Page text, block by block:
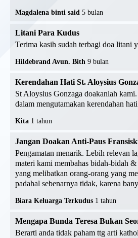
Magdalena binti said 5 bulan
Litani Para Kudus
Terima kasih sudah terbagi doa
Hildebrand Avun. Bith 9 bulan
Kerendahan Hati St. Aloysius
St Aloysius Gonzaga doakanlah
dalam mengutamakan kerendahan
Kita 1 tahun
Jangan Doakan Anti-Paus
Pengamatan menarik. Lebih relevan
materi kami membahas bidah-bidah
yang melibatkan orang-orang yang
padahal sebenarnya tidak, karena
Biara Keluarga Terkudus 1 tahun
Mengapa Bunda Teresa Bukan
Berarti anda tidak paham ttg arti